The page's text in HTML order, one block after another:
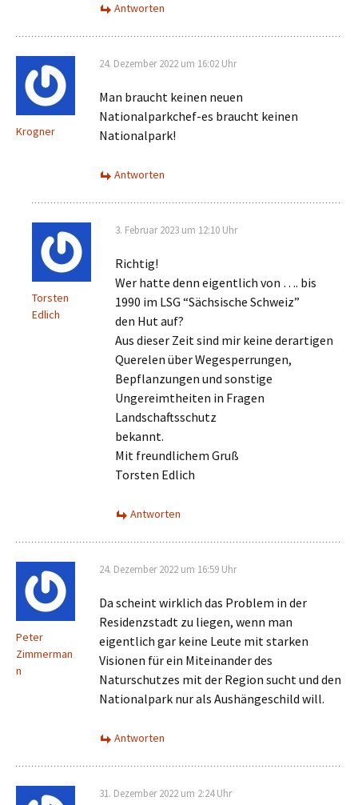
Antworten
Krogner
24. Dezember 2022 um 16:02 Uhr
Man braucht keinen neuen
Nationalparkchef-es braucht keinen
Nationalpark!
Antworten
Torsten
Edlich
3. Februar 2023 um 12:10 Uhr
Richtig!
Wer hatte denn eigentlich von …. bis
1990 im LSG “Sächsische Schweiz”
den Hut auf?
Aus dieser Zeit sind mir keine derartigen
Querelen über Wegesperrungen,
Bepflanzungen und sonstige
Ungereimtheiten in Fragen
Landschaftsschutz
bekannt.
Mit freundlichem Gruß
Torsten Edlich
Antworten
Peter
Zimmerman
n
24. Dezember 2022 um 16:59 Uhr
Da scheint wirklich das Problem in der
Residenzstadt zu liegen, wenn man
eigentlich gar keine Leute mit starken
Visionen für ein Miteinander des
Naturschutzes mit der Region sucht und den
Nationalpark nur als Aushängeschild will.
Antworten
31. Dezember 2022 um 2:24 Uhr